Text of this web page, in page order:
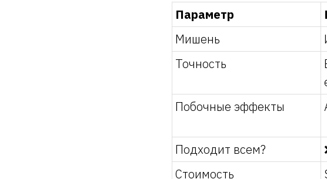
Параметр
Мишень
Точность
Побочные эффекты
Подходит всем?
Стоимость